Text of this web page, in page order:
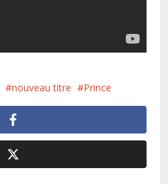
nouveau titre Prince